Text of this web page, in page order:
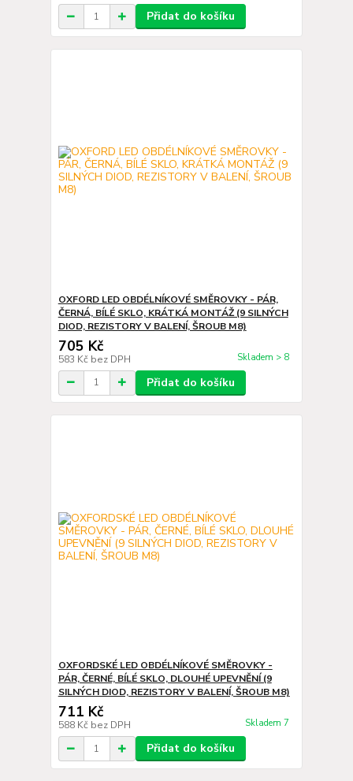
Přidat do košíku
OXFORD LED OBDÉLNÍKOVÉ SMĚROVKY - PÁR,
ČERNÁ, BÍLÉ SKLO, KRÁTKÁ MONTÁŽ (9 SILNÝCH
DIOD, REZISTORY V BALENÍ, ŠROUB M8)
705 Kč
583 Kč bez DPH Skladem > 8
Přidat do košíku
OXFORDSKÉ LED OBDÉLNÍKOVÉ SMĚROVKY -
PÁR, ČERNÉ, BÍLÉ SKLO, DLOUHÉ UPEVNĚNÍ (9
SILNÝCH DIOD, REZISTORY V BALENÍ, ŠROUB M8)
711 Kč
588 Kč bez DPH Skladem 7
Přidat do košíku